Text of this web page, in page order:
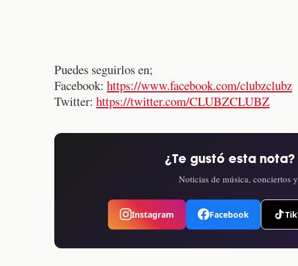
Puedes seguirlos en;
Facebook: https://www.facebook.com/clubzclubz
Twitter: https://twitter.com/CLUBZCLUBZ
¿Te gustó esta
Noticias de música, conciertos
Instagram Facebook